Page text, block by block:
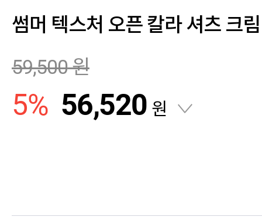
썸머 텍스처 오픈 칼라 셔츠 크림
59,500원
5% 56,520 원